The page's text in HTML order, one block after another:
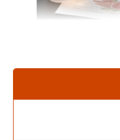
■朝食■
焼き魚、味付けの
家族にお薦めの岩